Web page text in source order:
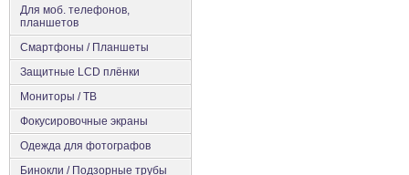
Для моб. телефонов,
планшетов
Смартфоны / Планшеты
Защитные LCD плёнки
Мониторы / ТВ
Фокусировочные экраны
Одежда для фотографов
Бинокли / Подзорные трубы